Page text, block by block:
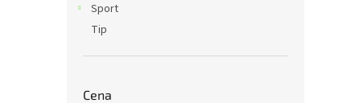
Sport
Tip
Cena